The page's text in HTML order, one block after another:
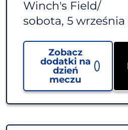
Winch's Field/
sobota, 5 września
Zobacz
dodatki na
dzień
meczu